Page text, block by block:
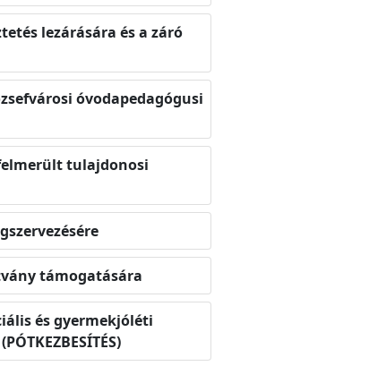
lezárására és a záró
óvodapedagógusi
tulajdonosi
támogatására
és gyermekjóléti